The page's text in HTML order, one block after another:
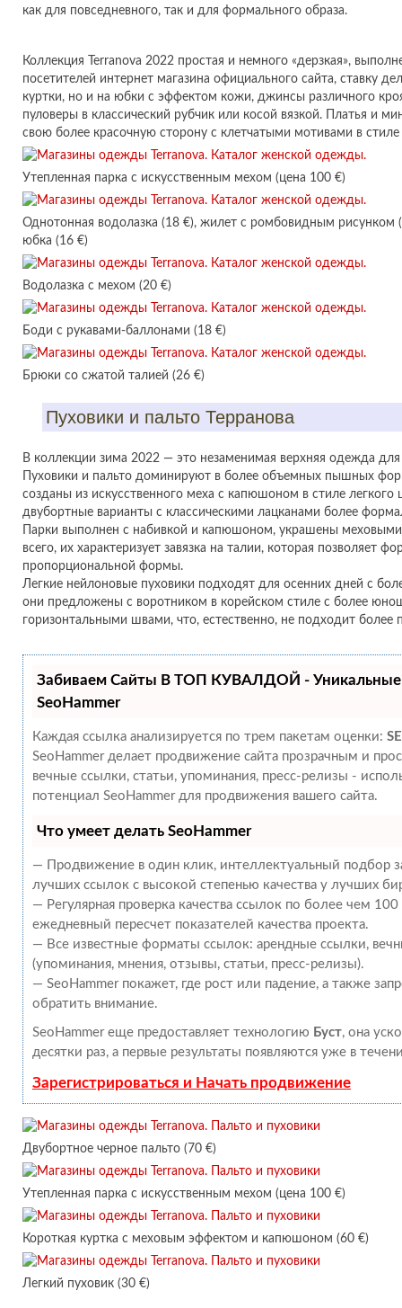
как для повседневного, так и для формального образа.
Коллекция Terranova 2022 простая и немного «дерзкая»,
посетителей интернет магазина официального сайта, ставку
куртки, но и на юбки с эффектом кожи, джинсы различного
пуловеры в классический рубчик или косой вязкой. Платья и
свою более красочную сторону с клетчатыми мотивами в стиле
Утепленная парка с искусственным мехом (цена 100 €)
Однотонная водолазка (18 €), жилет с ромбовидным рисунком
юбка (16 €)
Водолазка с мехом (20 €)
Боди с рукавами-баллонами (18 €)
Брюки со сжатой талией (26 €)
Пуховики и пальто Терранова
В коллекции зима 2022 — это незаменимая верхняя одежда
Пуховики и пальто доминируют в более объемных пышных
созданы из искусственного меха с капюшоном в стиле
двубортные варианты с классическими лацканами более
Парки выполнен с набивкой и капюшоном, украшены
всего, их характеризует завязка на талии, которая позволяет
пропорциональной формы.
Легкие нейлоновые пуховики подходят для осенних дней с
они предложены с воротником в корейском стиле с более
горизонтальными швами, что, естественно, не подходит
Забиваем Сайты В ТОП КУВАЛДОЙ - Уникальные
SeoHammer
Каждая ссылка анализируется по трем пакетам оценки:
SeoHammer делает продвижение сайта прозрачным и
вечные ссылки, статьи, упоминания, пресс-релизы -
потенциал SeoHammer для продвижения вашего сайта.
Что умеет делать SeoHammer
— Продвижение в один клик, интеллектуальный подбор
лучших ссылок с высокой степенью качества у лучших
— Регулярная проверка качества ссылок по более чем
ежедневный пересчет показателей качества проекта.
— Все известные форматы ссылок: арендные ссылки,
(упоминания, мнения, отзывы, статьи, пресс-релизы).
— SeoHammer покажет, где рост или падение, а также
обратить внимание.
SeoHammer еще предоставляет технологию Буст, она
десятки раз, а первые результаты появляются уже в
Зарегистрироваться и Начать продвижение
Двубортное черное пальто (70 €)
Утепленная парка с искусственным мехом (цена 100 €)
Короткая куртка с меховым эффектом и капюшоном (60 €)
Легкий пуховик (30 €)